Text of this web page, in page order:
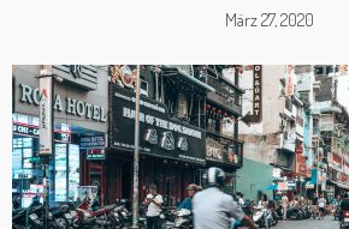
März 27, 2020